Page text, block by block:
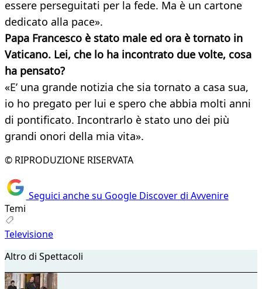
essere perseguitati per la fede. Ma è un cartone
dedicato alla pace».
Papa Francesco è stato male ed ora è tornato in
Vaticano. Lei, che lo ha incontrato due volte, cosa
ha pensato?
«E’ una grande notizia che sia tornato a casa sua,
io ho pregato per lui e spero che abbia molti anni
di pontificato. Incontrarlo è stato uno dei più
grandi onori della mia vita».
© RIPRODUZIONE RISERVATA
Seguici anche su Google Discover di Avvenire
Temi
Televisione
Altro di Spettacoli